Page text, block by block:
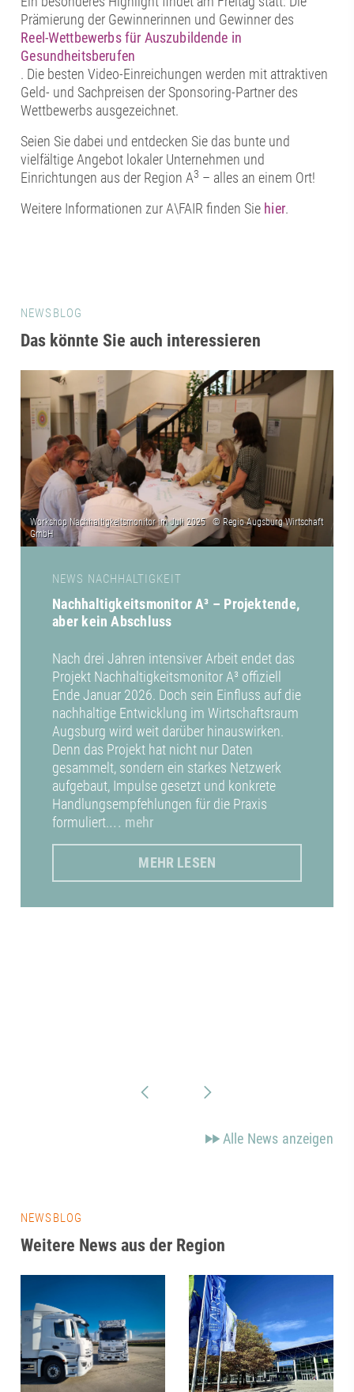
Prämierung der Gewinnerinnen und Gewinner des
Reel-Wettbewerbs für Auszubildende in
Gesundheitsberufen
. Die besten Video-Einreichungen werden mit attraktiven
Geld- und Sachpreisen der Sponsoring-Partner des
Wettbewerbs ausgezeichnet.
Seien Sie dabei und entdecken Sie das bunte und
vielfältige Angebot lokaler Unternehmen und
Einrichtungen aus der Region A3 – alles an einem Ort!
Weitere Informationen zur A\FAIR finden Sie hier.
NEWSBLOG
Das könnte Sie auch interessieren
NEWS NACHHALTIGKEIT
Nachhaltigkeitsmonitor A³ – Projektende,
aber kein Abschluss
Nach drei Jahren intensiver Arbeit endet das
Projekt Nachhaltigkeitsmonitor A³ offiziell
Ende Januar 2026. Doch sein Einfluss auf die
nachhaltige Entwicklung im Wirtschaftsraum
Augsburg wird weit darüber hinauswirken.
Denn das Projekt hat nicht nur Daten
gesammelt, sondern ein starkes Netzwerk
aufgebaut, Impulse gesetzt und konkrete
Handlungsempfehlungen für die Praxis
formuliert.... mehr
MEHR LESEN
Alle News anzeigen
NEWSBLOG
Weitere News aus der Region